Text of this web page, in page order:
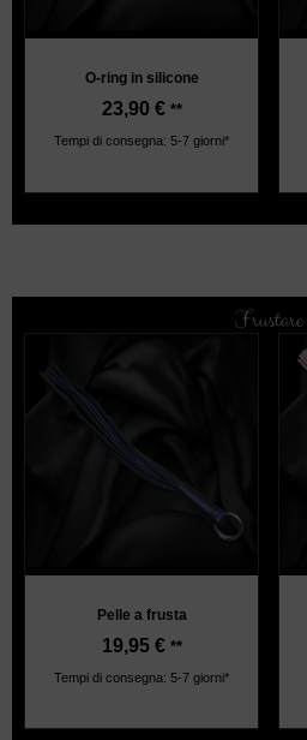
O-ring in silicone
23,90 € **
Tempi di consegna: 5-7 giorni*
Frustare
Pelle a frusta
19,95 € **
Tempi di consegna: 5-7 giorni*